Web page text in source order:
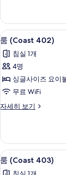
세
히
보
기
룸
(Coast
402)
사
진
모
두
8
룸 (Coast 402)
침실 1개
4명
싱글사이즈 요이
무료 WiFi
자세히 보기
룸
세
히
보
기
룸
(Coast
8
룸 (Coast 403)